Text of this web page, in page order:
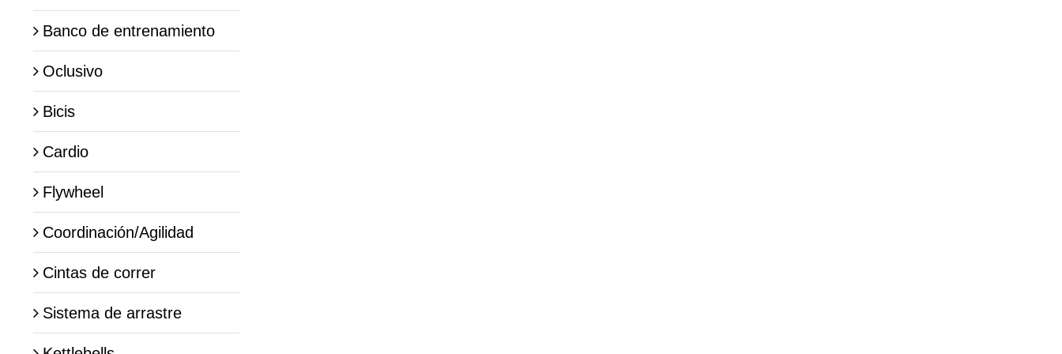
Banco de entrenamiento
Oclusivo
Bicis
Cardio
Flywheel
Coordinación/Agilidad
Cintas de correr
Sistema de arrastre